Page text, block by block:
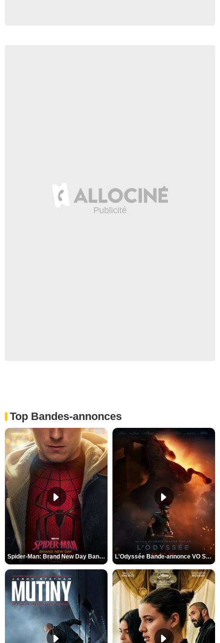
Top Bandes-annonces
Spider-Man: Brand New Day Bande-annonce VO STFR L'Odyssée Bande-annonce VO STFR